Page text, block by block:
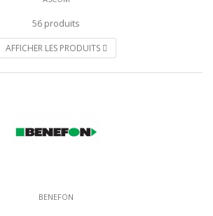
56 produits
AFFICHER LES PRODUITS
BENEFON